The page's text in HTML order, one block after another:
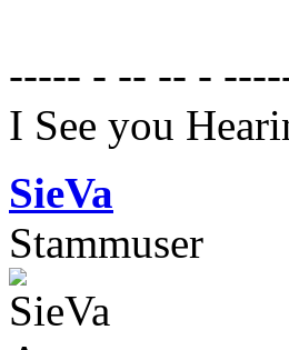
----- - -- -- -
I See you
SieVa
Stammuser